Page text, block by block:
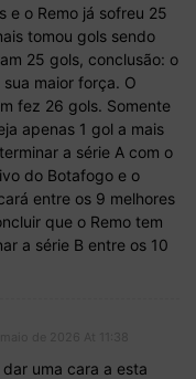
e o Remo já sofreu 25
tomou gols sendo
25 gols, conclusão: o
maior força. O
fez 26 gols. Somente
apenas 1 gol a mais
a série A com o
do Botafogo e o
entre os 9 melhores
que o Remo tem
a série B entre os 10
uma cara a esta